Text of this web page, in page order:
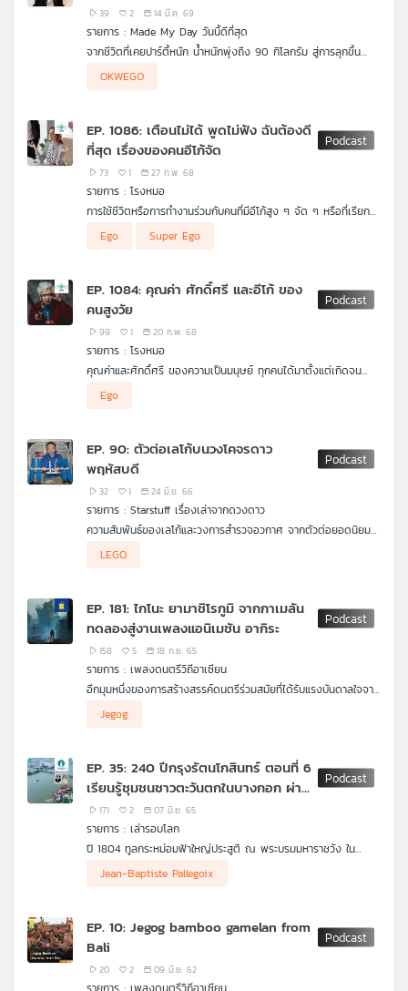
เรขาคณิตลอยเข้าหากัน และประกอบเป็นโครงสร้างขนาดใหญ่ได้เอง
คล้ายการต่อ LEGO ที่ไม่ต้องมีมือคน แต่ใช้ฟิสิกส์ แม่เหล็ก รูปทรง
และการออกแบบเป็นคนทำงานแทน
39 2 14 มี.ค. 69
รายการ : Made My Day วันนี้ดีที่สุด
จากชีวิตที่เคยปาร์ตี้หนัก น้ำหนักพุ่งถึง 90 กิโลกรัม สู่การลุกขึ้น
77 จังหวัด วิ่งระยะ 10 กิโลเมตรในทุกจังหวัดของประเทศไทย เพื่อ
สร้างแรงบันดาลใจ และเชื่อมความสัมพันธ์กับผู้คนในแต่ละชุมชน
จากวันที่เคยปล่อยชีวิตไปกับปาร์ตี้ วันนี้เขาลดน้ำหนักลงได้ 20
เพื่อเก็บบันทึกเส้นทางการวิ่งทั้ง 77 จังหวัด และส่งต่อพลังบวกให้กับ
ทุกคนที่กำลังอยากเริ่มต้นเปลี่ยนแปลงตัวเอง
OKWEGO
EP. 1086: เตือนไม่ได้ พูดไม่ฟัง ฉันต้องดี
ที่สุด เรื่องของคนอีโก้จัด
73 1 27 ก.พ. 68
รายการ : โรงหมอ
การใช้ชีวิตหรือการทำงานร่วมกับคนที่มีอีโก้สูง ๆ จัด ๆ หรือที่เรียก
โดยที่คน ๆ อาจไม่รู้ตัวในสิ่งที่เขาเป็น
ความคิดจากตัวเองเท่านั้นว่าต้องดีที่สุด ถูกที่สุด ใช่ที่สุด ห้ามผิด
เพี้ยน ปิดหูไม่รับฟังคำวิจารณ์ แต่เปิดปากวิจารณ์กดดันคนอื่นโดย
ไม่รู้สึก รับชอบอย่างเดียวผิดเป็นของคนอื่น ชอบคนประจบ ฯลฯ คน
ประเภทนี้อาจมีเบื้องหลังประสบการณ์ชีวิตที่ทำให้เขาต้องปกป้องตัว
เองจากสิ่งที่ไม่ดีหรือเป็นภัย แต่กลับกลายเป็นพิษสำหรับคนรอบข้าง
ซึ่งผลของการกระทำก็อาจสะท้อนออกไปในอนาคตที่อาจต้องตายอ
ย่างโดดเดี่ยวก็ได้ คนประเภทนี้ทำไมห้ามปะทะ หากมีทางเลือกอื่นที่ดี
Ego Super Ego
EP. 1084: คุณค่า ศักดิ์ศรี และอีโก้ ของ
คนสูงวัย
99 1 20 ก.พ. 68
รายการ : โรงหมอ
คุณค่าและศักดิ์ศรี ของความเป็นมนุษย์ ทุกคนได้มาตั้งแต่เกิดจน
สามัญ จะอายุน้อยหรือมากก็เช่นกัน
มนุษย์มากที่สุด โดยเฉพาะผู้ป่วยที่ไม่สามารถดูแลหรือช่วยเหลือตัว
เองได้ ซึ่งสะท้อนผ่านข่าวเหตุการณ์การทำร้ายร่างกายจากคนใกล้ชิด
หรือคนดูแล อีกหนึ่งเรื่องที่สำคัญสำหรับคนวัยนี้คือ อีโก้ (Ego)
แน่นอนว่าทุกคนต่างมีอีโก้ในตัวเอง สำหรับคนสูงวัยอยู่อย่างไรให้มี
ศักดิ์ศรีและมีอีโก้อย่างเหมาะสม รายการ โรงหมอ เล่าให้ฟังค่ะ
Ego
EP. 90: ตัวต่อเลโก้บนวงโคจรดาว
พฤหัสบดี
32 1 24 มิ.ย. 66
รายการ : Starstuff เรื่องเล่าจากดวงดาว
ความสัมพันธ์ของเลโก้และวงการสำรวจอวกาศ จากตัวต่อยอดนิยม
และเดินทางไปไกลที่สุดในหน้าประวัติศาสตร์ จุดเริ่มต้นของตัอต่อ
เห็นโครงการอวกาศต่าง ๆ มาย่อส่วนเป็นตัวต่อให้นักสะสมโดยเฉพาะ
แฟนอวกาศได้เก็บเข้าคลังกัน ใน Starstuff เรื่องเล่าจากดวงดาว
ตอนนี้
LEGO
EP. 181: ไกโนะ ยามาชิโรกูมิ จากกาเมลัน
ทดลองสู่งานเพลงแอนิเมชัน อากิระ
158 5 18 ก.ย. 65
รายการ : เพลงดนตรีวิถีอาเซียน
อีกมุมหนึ่งของการสร้างสรรค์ดนตรีร่วมสมัยที่ได้รับแรงบันดาลใจจาก
แอนิเมชันไซไฟของญี่ปุ่น “อากิระ” Akira ผลงานที่วงดนตรี ไกโนะ
แปลกหู แปลกใจของผู้ชมอนิเมชั่นจนกลายเป็นงานขึ้นหิ้งของวงการ
ชิ้นหนึ่ง จากการผสมผสานดนตรีกาเมลันไม้ไผ่ (Jegog) ดนตรีกาเม
ลันโลหะ (Gamelan Gong Kebya) เข้ากับซาวนด์ของซินธิไซเซอร์ที่
ถูกปรับแต่งให้มีสเกลเป็นอินโดนีเซีย และการออกแบบสีสันของเสียงที่
โอบอุ้มให้อนิเมชั่นเรื่องนี้มีเสน่ห์มาก ได้รางวัล Best Music Award
ในงานเทศกาลภาพยนตร์ญี่ปุ่นและขึ้นชาร์ตบิลบอร์ดของอเมริกาด้วย
ไกโนะ ยามาชิโรกูมิเป็นชื่อของกลุ่มศิลปินสมัครเล่นชาวญี่ปุ่นที่มีพื้น
Yamashiro ทำงานสตูดิโออัลบั้มที่มีการผสมผสานดนตรีชาติพันธุ์เชิง
ทดลอง ethnic fusion มาตั้งแต่ปี 1974 ในเครือข่าย JVC จำนวน
14 อัลบั้ม มีสไตล์ดนตรีที่หลากหลายตั้งแต่อินโดนีเซีย บัลกาเรีย อัฟ
ริกา จนกระทั่งเกิดอัลบั้ม RINNE KOHKYOGAKU ที่สร้างความฮือฮา
มากให้แก่ผู้ฟังที่ได้ยินเสียงดนตรีอีเลคทรอนิคส์ที่มีความเป็นกาเมลัน
บาหลีอย่างชัดเจน จนเกิดผลสืบเนื่องคือการได้เข้าไปมีบทบาทในการ
ทำเพลงประกอบอนิเมชั่นอากิระที่อยู่ในใจผู้ชมมาจนทุกวันนี้
รับเชิญจากงานเทศกาลดนตรีบาหลี 2022 (Bali World Culture
Celebration) ให้ร่วมแสดงผลงานเพลงแอนิเมชันอากิระสดๆบนเวทีใน
ชื่อ “AKIRA 2022” โดยมีการไลฟ์สดการแสดงไปทั่วโลก เป็นการ
แสดงที่ยังคงพิสูจน์พลังสร้างสรรค์เหนือกาลเวลาและเหนือพรมแดน
วัฒนธรรมสังคมเศรษฐกิจการเมืองเสมอมา
Jegog
EP. 35: 240 ปีกรุงรัตนโกสินทร์ ตอนที่ 6
เรียนรู้ชุมชนชาวตะวันตกในบางกอก ผ่าน
3 บุคคลสำคัญ
171 2 07 มิ.ย. 65
รายการ : เล่ารอบโลก
ปี 1804 ทูลกระหม่อมฟ้าใหญ่ประสูติ ณ พระบรมมหาราชวัง ใน
Beach Bradley ถือกำเนิดในรัฐนิวยอร์ค สหรัฐอเมริกา และในอีก 1
.
21 ปี ผ่านไป ทูลกระหม่อมฟ้าใหญ่ ออกผนวชในรับพระนามฉายา
"วชิรญาณภิกขุ" และไปจำพรรษาที่วัดราชาธิวาสฯ ซึ่งตั้งอยู่ใกล้ๆ กับ
โบสถ์คอนเซปชั่น ในปี 1829 Jean-Baptiste Pallegoix ได้เดินทาง
Jean-Baptiste Pallegoix
EP. 10: Jegog bamboo gamelan from
Bali
20 2 09 มิ.ย. 62